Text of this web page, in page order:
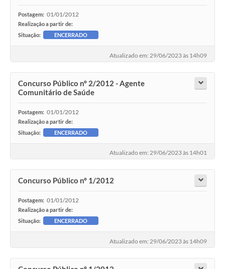
Postagem: 01/01/2012
Realização a partir de:
Situação:
ENCERRADO
Atualizado em: 29/06/2023 às 14h09
Concurso Público nº 2/2012 - Agente
Comunitário de Saúde
Postagem: 01/01/2012
Realização a partir de:
Situação:
ENCERRADO
Atualizado em: 29/06/2023 às 14h01
Concurso Público nº 1/2012
Postagem: 01/01/2012
Realização a partir de:
Situação:
ENCERRADO
Atualizado em: 29/06/2023 às 14h09